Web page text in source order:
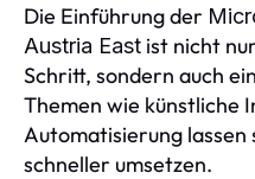
Die Einführung der
Austria East ist nicht
Schritt, sondern auch
Themen wie künstliche
Automatisierung lassen
schneller umsetzen.